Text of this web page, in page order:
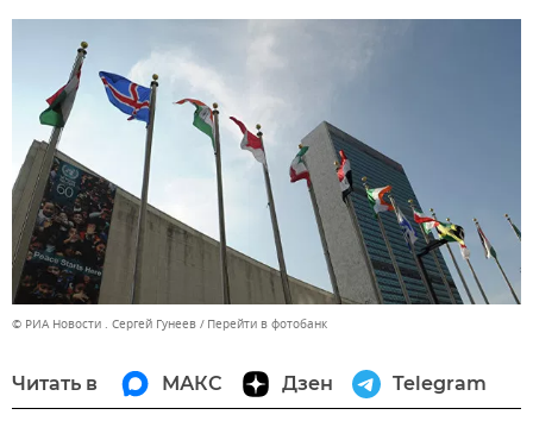
© РИА Новости . Сергей Гунеев Перейти в фотобанк
Читать в МАКС Дзен Telegram